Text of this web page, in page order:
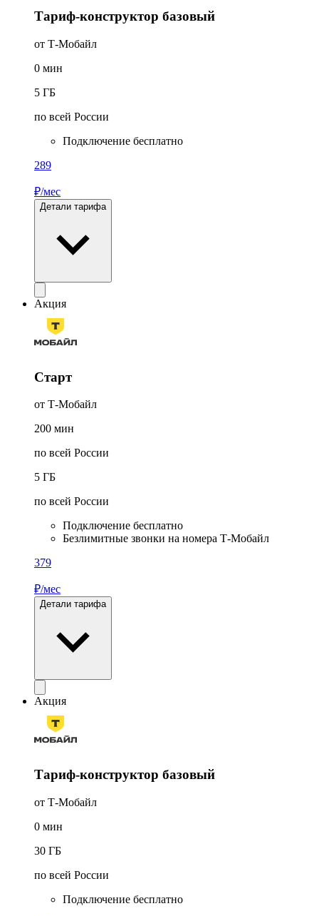
Тариф-конструктор базовый
от Т‑Мобайл
0 мин
5 ГБ
по всей России
Подключение бесплатно
289
₽/мес
Детали тарифа
Акция
Старт
от Т‑Мобайл
200 мин
по всей России
5 ГБ
по всей России
Подключение бесплатно
Безлимитные звонки на номера Т‑Мобайл
379
₽/мес
Детали тарифа
Акция
Тариф-конструктор базовый
от Т‑Мобайл
0 мин
30 ГБ
по всей России
Подключение бесплатно